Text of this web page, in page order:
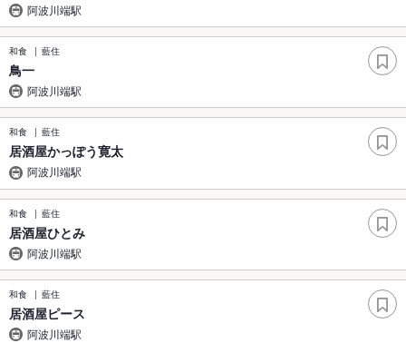
阿波川端駅
和食 藍住
鳥一
阿波川端駅
和食 藍住
居酒屋かっぽう寛太
阿波川端駅
和食 藍住
居酒屋ひとみ
阿波川端駅
和食 藍住
居酒屋ピース
阿波川端駅